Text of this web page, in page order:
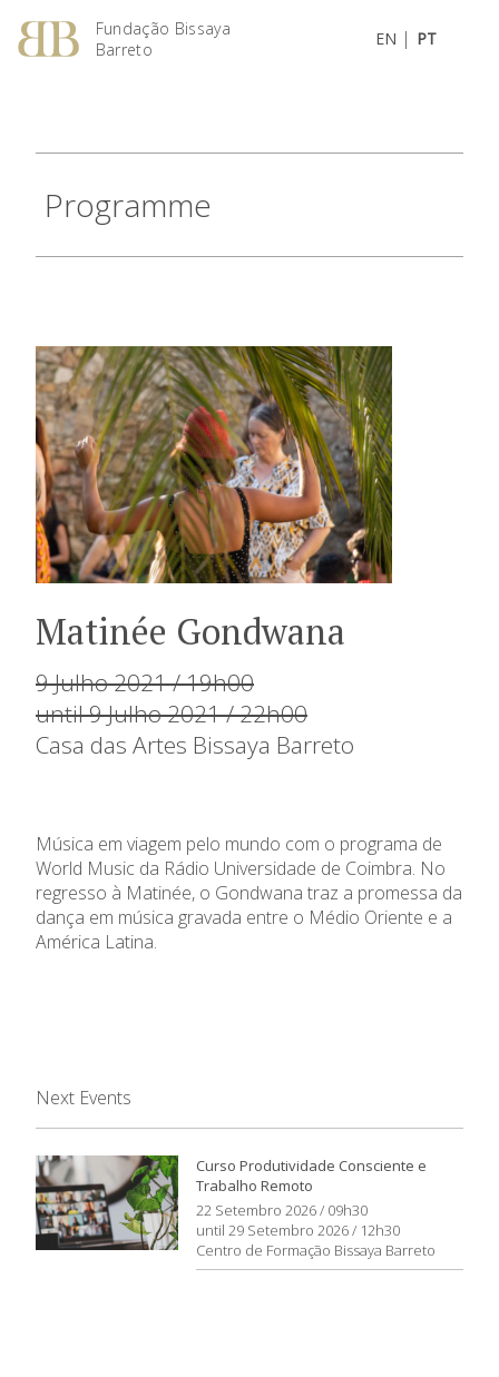
Fundação Bissaya
Barreto
EN | PT
Programme
Matinée Gondwana
9 Julho 2021 / 19h00
until 9 Julho 2021 / 22h00
Casa das Artes Bissaya Barreto
Música em viagem pelo mundo com o programa de
World Music da Rádio Universidade de Coimbra. No
regresso à Matinée, o Gondwana traz a promessa da
dança em música gravada entre o Médio Oriente e a
América Latina.
Next Events
Curso Produtividade Consciente e
Trabalho Remoto
22 Setembro 2026 / 09h30
until 29 Setembro 2026 / 12h30
Centro de Formação Bissaya Barreto